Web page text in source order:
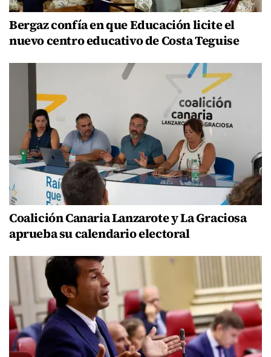
Bergaz confía en que Educación licite el
nuevo centro educativo de Costa Teguise
Coalición Canaria Lanzarote y La Graciosa
aprueba su calendario electoral